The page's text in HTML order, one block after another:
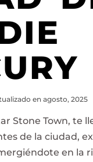
en agosto, 2025
Stone Town, te
de la ciudad,
en la